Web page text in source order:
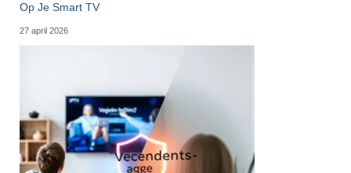
Op Je Smart TV
27 april 2026